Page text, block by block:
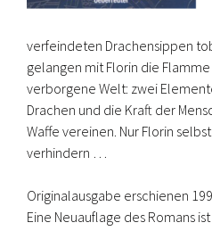
verfeindeten Drachensippen
gelangen mit Florin die
verborgene Welt: zwei
Drachen und die Kraft der
Waffe vereinen. Nur Florin
verhindern …
Originalausgabe erschienen
Eine Neuauflage des Romans